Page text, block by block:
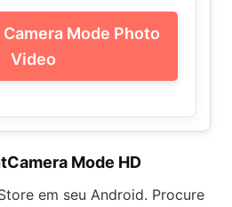
Mode Photo
Video
Mode HD
em seu Android. Procure